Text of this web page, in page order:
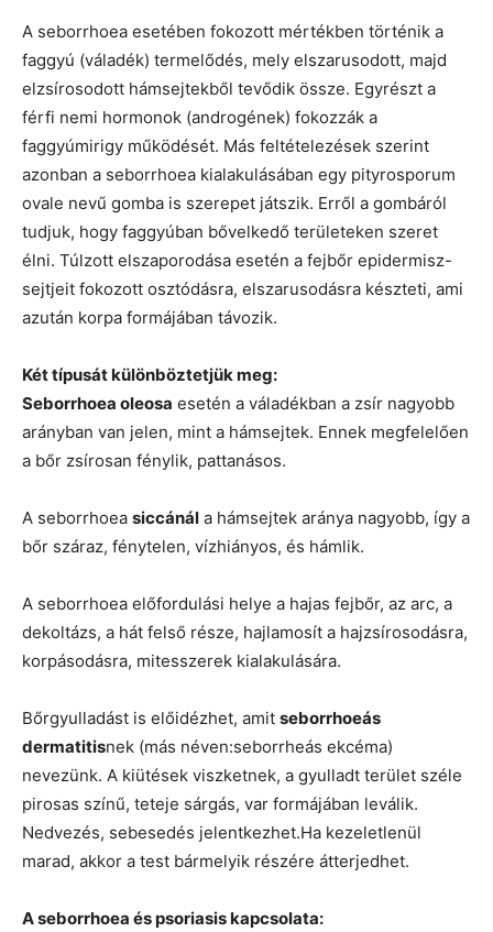
A seborrhoea esetében fokozott mértékben történik a
faggyú (váladék) termelődés, mely elszarusodott, majd
elzsírosodott hámsejtekből tevődik össze. Egyrészt a
férfi nemi hormonok (androgének) fokozzák a
faggyúmirigy működését. Más feltételezések szerint
azonban a seborrhoea kialakulásában egy pityrosporum
ovale nevű gomba is szerepet játszik. Erről a gombáról
tudjuk, hogy faggyúban bővelkedő területeken szeret
élni. Túlzott elszaporodása esetén a fejbőr epidermisz-
sejtjeit fokozott osztódásra, elszarusodásra készteti, ami
azután korpa formájában távozik.
Két típusát különböztetjük meg:
Seborrhoea oleosa esetén a váladékban a zsír nagyobb
arányban van jelen, mint a hámsejtek. Ennek megfelelően
a bőr zsírosan fénylik, pattanásos.
A seborrhoea siccánál a hámsejtek aránya nagyobb, így a
bőr száraz, fénytelen, vízhiányos, és hámlik.
A seborrhoea előfordulási helye a hajas fejbőr, az arc, a
dekoltázs, a hát felső része, hajlamosít a hajzsírosodásra,
korpásodásra, mitesszerek kialakulására.
Bőrgyulladást is előidézhet, amit seborrhoeás
dermatitisnek (más néven:seborrheás ekcéma)
nevezünk. A kiütések viszketnek, a gyulladt terület széle
pirosas színű, teteje sárgás, var formájában leválik.
Nedvezés, sebesedés jelentkezhet.Ha kezeletlenül
marad, akkor a test bármelyik részére átterjedhet.
A seborrhoea és psoriasis kapcsolata: